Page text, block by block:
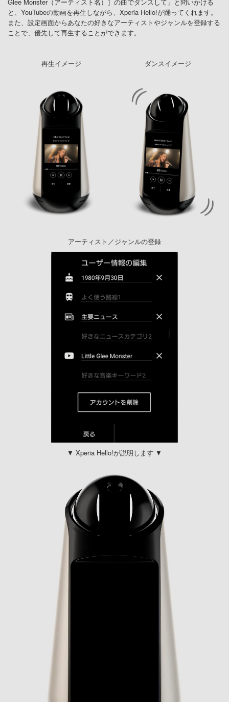
と、YouTubeの動画を再生しながら、Xperia Hello!が踊ってくれます。
また、設定画面からあなたの好きなアーティストやジャンルを登録する
ことで、優先して再生することができます。
再生イメージ ダンスイメージ
アーティスト／ジャンルの登録
▼ Xperia Hello!が説明します ▼